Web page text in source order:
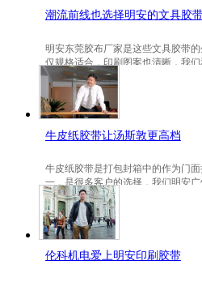
潮流前线也选择明安的文具胶
明安东莞胶布厂家是这些文具胶带
仅规格适合，印刷图案也清晰，我
有3年的稳定合作关系。
牛皮纸胶带让汤斯敦更高档
牛皮纸胶带是打包封箱中的作为门
一，是很多客户的选择，我们明安
包装的牛皮纸胶带就是汤斯敦的选择
伦科机电爱上明安印刷胶带